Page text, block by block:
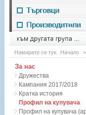
към другата група
EVN for
Търговци
Производители
Намирате се тук Начало >
За нас
Дружества
Кампания 2017/2018
Кратка история
Профил на купувача
Профил на купувача